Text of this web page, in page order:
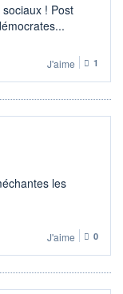
! Post
J'aime 1
les
J'aime 0